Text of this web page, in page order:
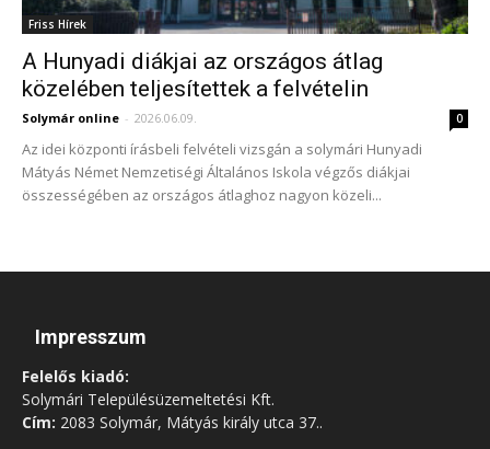
Friss Hírek
A Hunyadi diákjai az országos átlag
közelében teljesítettek a felvételin
Solymár online - 2026.06.09. 0
Az idei központi írásbeli felvételi vizsgán a solymári Hunyadi
Mátyás Német Nemzetiségi Általános Iskola végzős diákjai
összességében az országos átlaghoz nagyon közeli...
Impresszum
Felelős kiadó:
Solymári Településüzemeltetési Kft.
Cím: 2083 Solymár, Mátyás király utca 37..